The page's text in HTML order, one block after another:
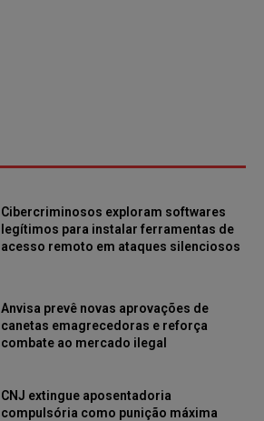
Cibercriminosos exploram softwares
legítimos para instalar ferramentas de
acesso remoto em ataques silenciosos
Anvisa prevê novas aprovações de
canetas emagrecedoras e reforça
combate ao mercado ilegal
CNJ extingue aposentadoria
compulsória como punição máxima